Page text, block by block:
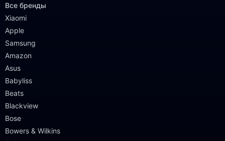
Все бренды
Xiaomi
Apple
Samsung
Amazon
Asus
Babyliss
Beats
Blackview
Bose
Bowers & Wilkins